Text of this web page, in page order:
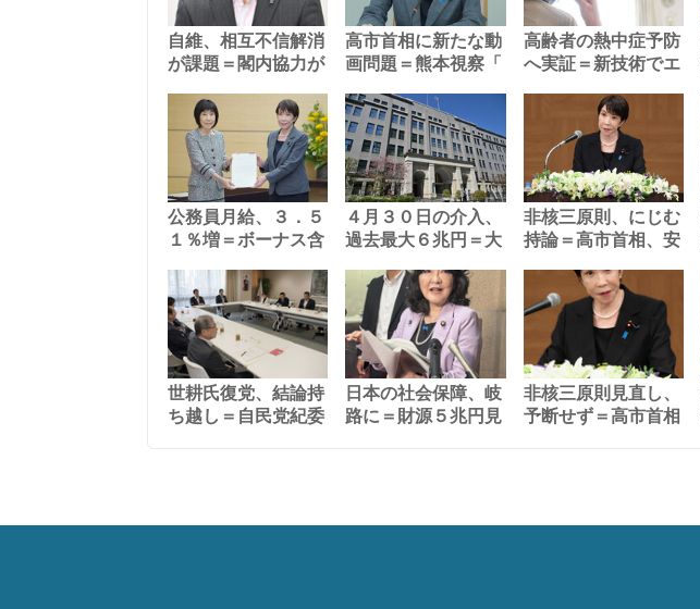
自維、相互不信解消
が課題＝閣内協力が
高市首相に新たな動
画問題＝熊本視察「
高齢者の熱中症予防
へ実証＝新技術でエ
公務員月給、３．５
１％増＝ボーナス含
４月３０日の介入、
過去最大６兆円＝大
非核三原則、にじむ
持論＝高市首相、安
世耕氏復党、結論持
ち越し＝自民党紀委
日本の社会保障、岐
路に＝財源５兆円見
非核三原則見直し、
予断せず＝高市首相